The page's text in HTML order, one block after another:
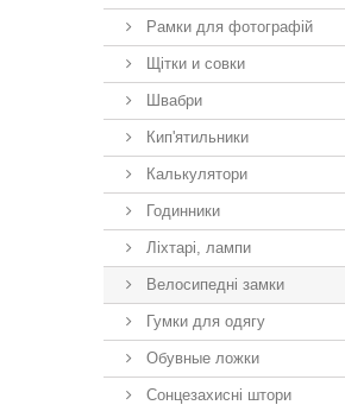
Рамки для фотографій
Щітки и совки
Швабри
Кип'ятильники
Калькулятори
Годинники
Ліхтарі, лампи
Велосипедні замки
Гумки для одягу
Обувные ложки
Сонцезахисні штори